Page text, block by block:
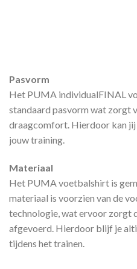
Pasvorm
Het PUMA individualFINAL
standaard pasvorm wat zorgt
draagcomfort. Hierdoor kan
jouw training.
Materiaal
Het PUMA voetbalshirt is
materiaal is voorzien van de
technologie, wat ervoor zorgt
afgevoerd. Hierdoor blijf je
tijdens het trainen.